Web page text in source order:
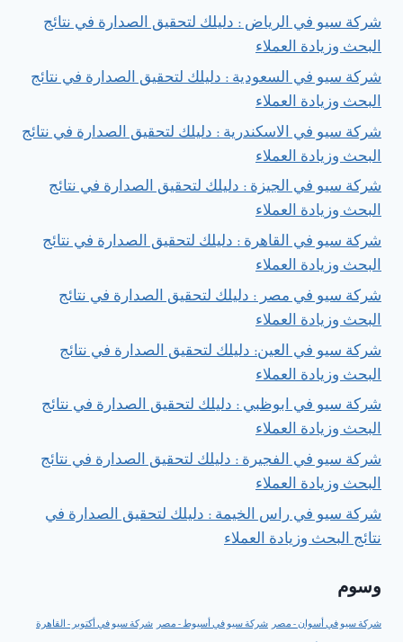
شركة سيو في الرياض : دليلك لتحقيق الصدارة في نتائج
البحث وزيادة العملاء
شركة سيو في السعودية : دليلك لتحقيق الصدارة في نتائج
البحث وزيادة العملاء
شركة سيو في الاسكندرية : دليلك لتحقيق الصدارة في نتائج
البحث وزيادة العملاء
شركة سيو في الجيزة : دليلك لتحقيق الصدارة في نتائج
البحث وزيادة العملاء
شركة سيو في القاهرة : دليلك لتحقيق الصدارة في نتائج
البحث وزيادة العملاء
شركة سيو في مصر : دليلك لتحقيق الصدارة في نتائج
البحث وزيادة العملاء
شركة سيو في العين: دليلك لتحقيق الصدارة في نتائج
البحث وزيادة العملاء
شركة سيو في ابوظبي : دليلك لتحقيق الصدارة في نتائج
البحث وزيادة العملاء
شركة سيو في الفجيرة : دليلك لتحقيق الصدارة في نتائج
البحث وزيادة العملاء
شركة سيو في راس الخيمة : دليلك لتحقيق الصدارة في
نتائج البحث وزيادة العملاء
وسوم
شركة سيو في أسوان - مصر شركة سيو في أسيوط - مصر شركة سيو في أكتوبر - القاهرة